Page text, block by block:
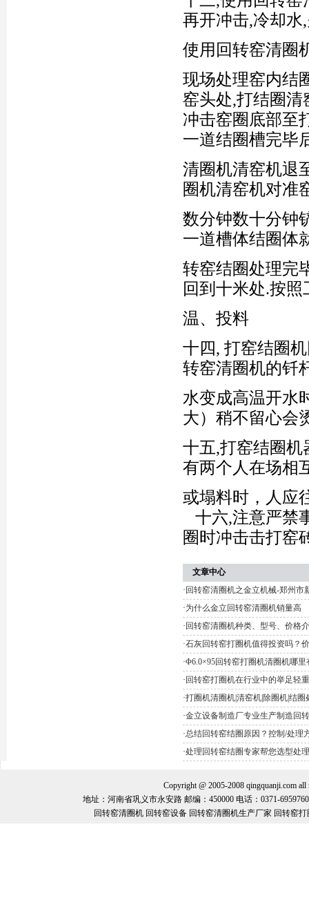
再开冲击,冷却水
使用回转窑清圈
现场处理窑内结
窑头处,打结圈清
冲击窑圈底部至
一道结圈槽完毕
清圈机清窑机退
圈机清窑机对准
数分钟数十分钟
一道槽体结圈体
转窑结圈处理完
回到十米处.按
温、投料
十四, 打窑结圈
转窑清圈机的钎
水变成高温开水
大）稍不留心会
十五,打窑结圈
有两个人在场相
或塌料时，人应
十六,注意严禁
圈时冲击击打窑
文章中心
· 回转窑清圈机之金立机械-郑州市
·为什么金立回转窑清圈机销量高
· 回转窑清圈机种类、型号、价格
·石灰回转窑打圈机值得投资吗？
·Φ6.0×95回转窑打圈机清圈机哪里
· 回转窑打圈机在行业中的举足轻
·打圈机清圈机|清窑机|除圈机|结
·金立设备制造厂专业生产制造回
·总结回转窑结圈原因？控制/处理
·处理回转窑结圈专家帮您选型处
Copyright @ 2005-2008 qingquanji.com
地址：河南省巩义市永安路 邮编：450000 电话：0371-
回转窑清圈机 回转窑设备 回转窑清圈机生产厂家 回转窑